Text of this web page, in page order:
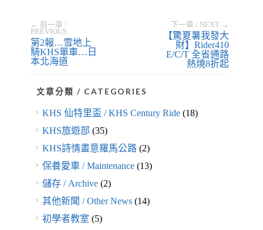
← 前一章 /
PREVIOUS
第2報…雪地上
騎KHS單車…日
本北海道
下一章 / NEXT →
【驚夏暑我發大
財】Rider410
E/C/T 全省通路
熱燒8折起
文章分類 / CATEGORIES
KHS 仙特里盃 / KHS Century Ride(18)
KHS旅遊部 (35)
KHS詩情畫意羅馬公路(2)
保養愛車 / Maintenance(13)
儲存 / Archive(2)
其他新聞 / Other News(14)
初學者教室 (5)